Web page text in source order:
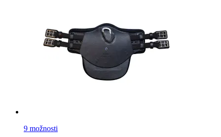
9 možnosti